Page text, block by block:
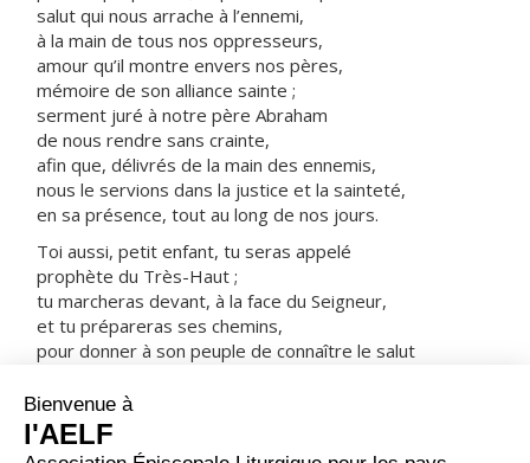
salut qui nous arrache à l’ennemi,
à la main de tous nos oppresseurs,
amour qu’il montre envers nos pères,
mémoire de son alliance sainte ;
serment juré à notre père Abraham
de nous rendre sans crainte,
afin que, délivrés de la main des ennemis,
nous le servions dans la justice et la sainteté,
en sa présence, tout au long de nos jours.
Toi aussi, petit enfant, tu seras appelé
prophète du Très-Haut ;
tu marcheras devant, à la face du Seigneur,
et tu prépareras ses chemins,
pour donner à son peuple de connaître le salut
grâce à la tendresse, à l’amour de notre Dieu,
quand nous visite l’astre d’en haut,
pour illuminer ceux qui habitent les ténèbres